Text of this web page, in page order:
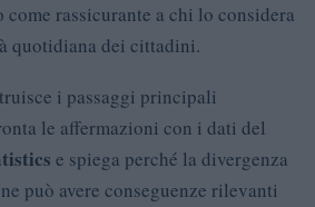
rassicurante a chi lo considera
quotidiana dei cittadini.
i passaggi principali
le affermazioni con i dati del
e spiega perché la divergenza
può avere conseguenze rilevanti